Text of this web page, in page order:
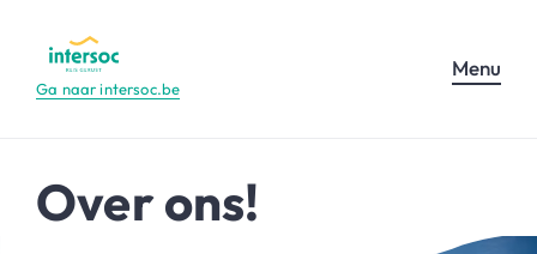
Ga naar intersoc.be
Menu
Over ons!